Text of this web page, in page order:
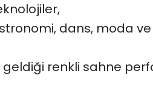
dans, moda
renkli sahne